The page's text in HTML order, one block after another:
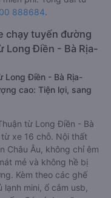
888684.
chạy tuyến đường
Long Điền - Bà Rịa-
Long Điền - Bà Rịa-
cao: Tiện lợi, sang
từ Long Điền - Bà
xe 16 chỗ. Nội thất
Châu Âu, không chỉ êm
mẻ và không hề bị
Kèm theo các ghế
mini, ổ cắm usb,